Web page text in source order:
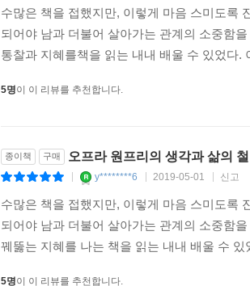
수많은 책을 접했지만, 이렇게 마음 스미도록
되어야 남과 더불어 살아가는 관계의 소중함
통찰과 지혜를책을 읽는 내내 배울 수 있었다
5명이 이 리뷰를 추천합니다.
종이책 구매 오프라 원프리의 생각과 삶의
y********6 2019-05-01 신고
수많은 책을 접했지만, 이렇게 마음 스미도록
되어야 남과 더불어 살아가는 관계의 소중함
꿰뚫는 지혜를 나는 책을 읽는 내내 배울 수
5명이 이 리뷰를 추천합니다.